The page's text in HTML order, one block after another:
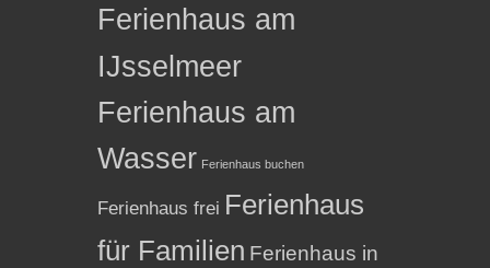
Ferienhaus am
IJsselmeer
Ferienhaus am
Wasser Ferienhaus buchen
Ferienhaus frei Ferienhaus
für Familien Ferienhaus in